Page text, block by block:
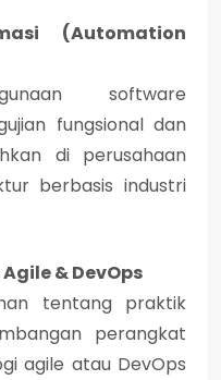
(Automation
software
fungsional dan
di perusahaan
berbasis industri
& DevOps
tentang praktik
perangkat
agile atau DevOps